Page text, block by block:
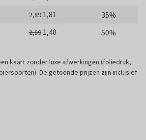
2,89 1,81
35%
2,89 1,40 50%
kaart zonder luxe afwerkingen (foliedruk,
De getoonde prijzen zijn inclusief